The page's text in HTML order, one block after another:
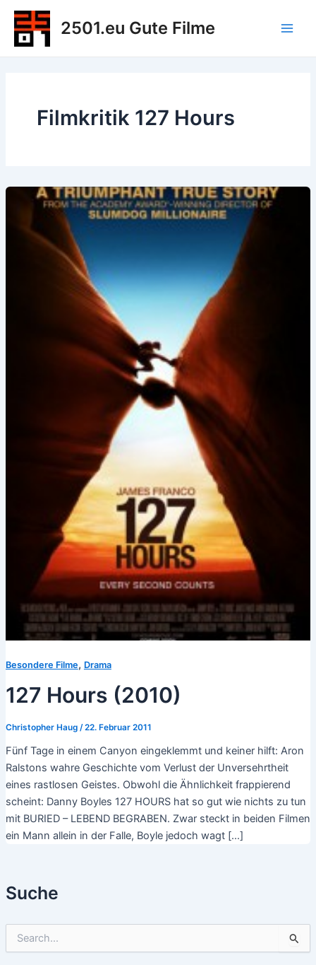
Zum
Inhalt
springen
2501.eu Gute Filme
Suche
Filmkritik 127 Hours
Besondere Filme, Drama
127 Hours (2010)
Christopher Haug /22. Februar 2011
Fünf Tage in einem Canyon eingeklemmt und keiner hilft: Aron
Ralstons wahre Geschichte vom Verlust der Unversehrtheit
eines rastlosen Geistes. Obwohl die Ähnlichkeit frappierend
scheint: Danny Boyles 127 HOURS hat so gut wie nichts zu tun
mit BURIED – LEBEND BEGRABEN. Zwar steckt in beiden Filmen
ein Mann allein in der Falle, Boyle jedoch wagt […]